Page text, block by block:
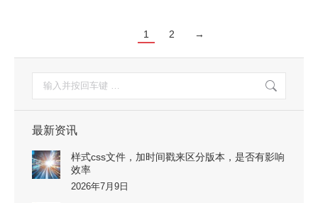
1 2 →
索：
最新资讯
样式css文件，加时间戳来区分版本，是否有影响
效率
2026年7月9日